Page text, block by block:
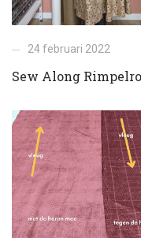
24 februari 2022
Sew Along